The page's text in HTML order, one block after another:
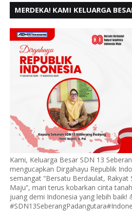
MERDEKA! KAMI KELUARGA
Kami, Keluarga Besar SDN 13
mengucapkan Dirgahayu Republik
semangat “Bersatu Berdaulat, Rakyat
Maju”, mari terus kobarkan cinta
juang demi Indonesia yang lebih